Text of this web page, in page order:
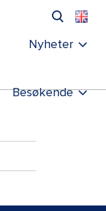
Nyheter
Besøkende